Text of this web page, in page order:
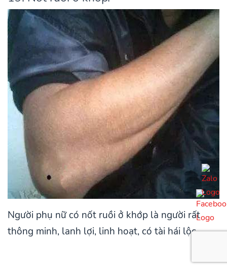
Người phụ nữ có nốt ruồi ở khớp là người rất
thông minh, lanh lợi, linh hoạt, có tài hái lộc.